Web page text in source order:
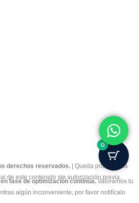
derechos reservados.| Queda prohibida la
de este contenido sin autorización previa.
fase de optimización continua.Valoramos tu
algún inconveniente, por favor notifícalo
0